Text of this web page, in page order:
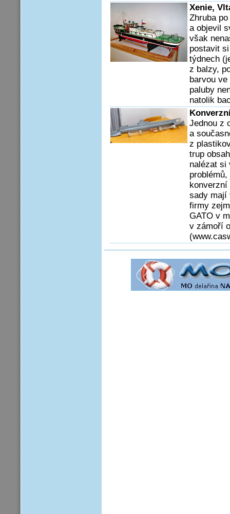
Xenie,
Zhruba
a objevil
však
postavit
týdnech
z balzy,
barvou
paluby
natolik
Jednou z
a
z
trup
nalézat si
konverzní
sady mají
firmy
GATO v
v zámoří